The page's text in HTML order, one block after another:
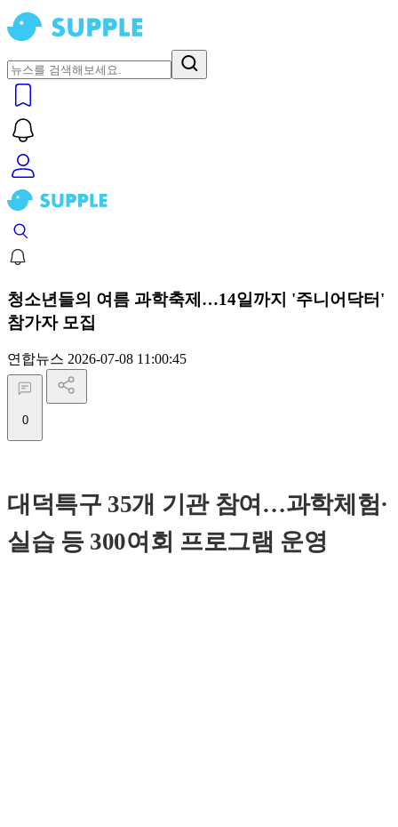
청소년들의 여름 과학축제…14일까지 '주니어닥터'
참가자 모집
연합뉴스 2026-07-08 11:00:45
0
대덕특구 35개 기관 참여…과학체험·
실습 등 300여회 프로그램 운영